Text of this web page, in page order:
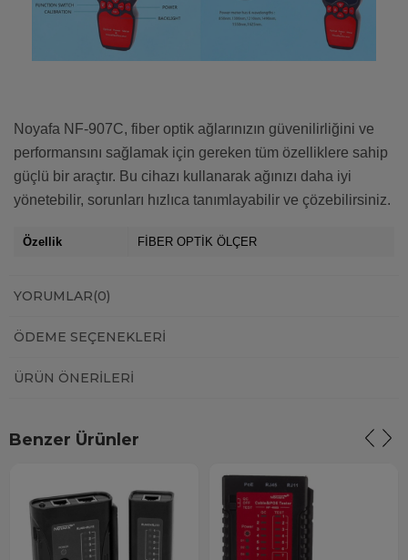
Noyafa NF-907C, fiber optik ağlarınızın güvenilirliğini ve
performansını sağlamak için gereken tüm özelliklere sahip
güçlü bir araçtır. Bu cihazı kullanarak ağınızı daha iyi
yönetebilir, sorunları hızlıca tanımlayabilir ve çözebilirsiniz.
Özellik FİBER OPTİK ÖLÇER
YORUMLAR(0)
ÖDEME SEÇENEKLERI
ÜRÜN ÖNERILERI
Benzer Ürünler